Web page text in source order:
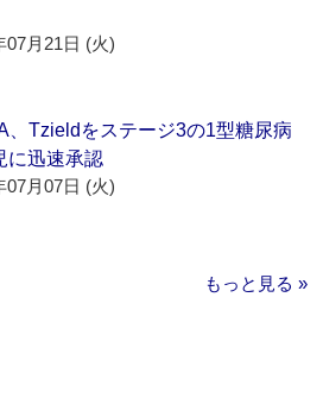
07月21日 (火)
、Tzieldをステージ3の1型糖尿病
に迅速承認
07月07日 (火)
もっと見る »